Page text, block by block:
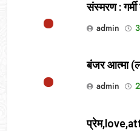
संस्मरण :
admin
बंजर आत्मा
admin